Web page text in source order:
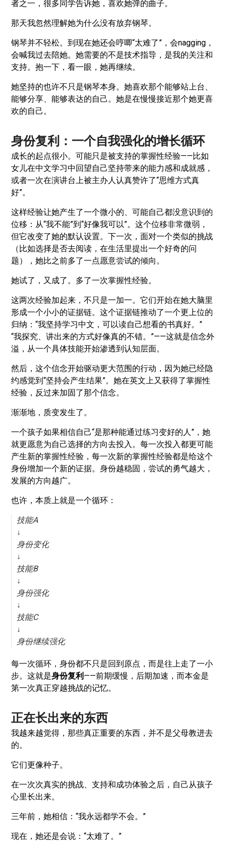
者之一，很多同学告诉她，喜欢她弹的曲子。
那天我忽然理解她为什么没有放弃钢琴。
钢琴并不轻松。到现在她还会哼唧“太难了”，会nagging，
会喊我过去陪她。她需要的不是技术指导，是我的关注和
支持。抱一下，看一眼，她再继续。
她坚持的也许不只是钢琴本身。她喜欢那个能够站上台、
能够分享、能够表达的自己。她是在慢慢接近那个她更喜
欢的自己。
身份复利：一个自我强化的增长循环
成长的起点很小。可能只是被支持的掌握性经验——比如
女儿在中文学习中回望自己坚持带来的能力感和成就感，
或者一次在演讲台上被主办人认真赞许了“思维方式真
好”。
这样经验让她产生了一个微小的、可能自己都没意识到的
位移：从“我不能”到“好像我可以”。这个位移非常微弱，
但它改变了她的默认设置。下一次，面对一个类似的挑战
（比如选择是否去阅读，在生活里提出一个好奇的问
题），她比之前多了一点愿意尝试的倾向。
她试了，又成了。多了一次掌握性经验。
这两次经验加起来，不只是一加一。它们开始在她大脑里
形成一个小小的证据链。这个证据链推动了一个更上位的
归纳：“我坚持学习中文，可以读自己想看的书真好。”
“我探究、讲出来的方式好像真的不错。”——这就是信念外
溢，从一个具体技能开始渗透到认知层面。
然后，这个信念开始驱动更大范围的行动，因为她已经隐
约感觉到“坚持会产生结果”。她在英文上又获得了掌握性
经验，反过来加固了那个信念。
渐渐地，质变发生了。
一个孩子如果相信自己“是那种能通过练习变好的人”，她
就更愿意为自己选择的方向去投入。每一次投入都更可能
产生新的掌握性经验，每一次新的掌握性经验都是给这个
身份增加一个新的证据。身份越稳固，尝试的勇气越大，
发展的方向越广。
也许，本质上就是一个循环：
技能A
↓
身份变化
↓
技能B
↓
身份强化
↓
技能C
↓
身份继续强化
每一次循环，身份都不只是回到原点，而是往上走了一小
步。这就是身份复利 ——前期缓慢，后期加速，而本金是
第一次真正穿越挑战的记忆。
正在长出来的东西
我越来越觉得，那些真正重要的东西，并不是父母教进去
的。
它们更像种子。
在一次次真实的挑战、支持和成功体验之后，自己从孩子
心里长出来。
三年前，她相信：“我永远都学不会。”
现在，她还是会说：“太难了。”